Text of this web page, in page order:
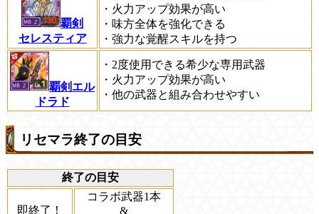
覇剣
セレスティア
・火力アップ効果が高い
・味方全体を強化できる
・強力な覚醒スキルを持つ
覇剣エル
ドラド
・2度使用できる希少な専用武器
・火力アップ効果が高い
・他の武器と組み合わせやすい
リセマラ終了の目安
終了の目安
即終了！
コラボ武器1本
&